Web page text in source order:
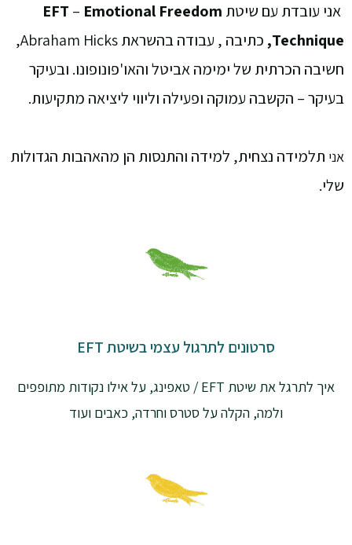
אני עובדת עם שיטת EFT – Emotional Freedom
Technique,
כתיבה , עבודה בהשראת Abraham Hicks,
חשיבה הכרתית של ימימה אביטל והאו'פונופונו. ובעיקר
בעיקר – הקשבה עמוקה ופעילה וליווי ליציאה מתקיעות.
אני תלמידה נצחית, למידה והתנסות הן מהאהבות הגדולות
שלי.
סרטונים לתרגול עצמי בשיטת EFT
איך לתרגל את שיטת EFT / טאפינג, על אילו נקודות מתופפים
ולמה, הקלה על סטרס וחרדה, כאבים ועוד